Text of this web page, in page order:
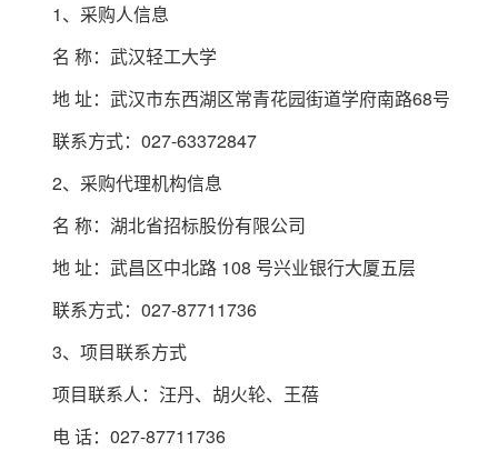
1、采购人信息
名 称：武汉轻工大学
地 址：武汉市东西湖区常青花园街道学府南路68号
联系方式：027-63372847
2、采购代理机构信息
名 称：湖北省招标股份有限公司
地 址：武昌区中北路 108 号兴业银行大厦五层
联系方式：027-87711736
3、项目联系方式
项目联系人：汪丹、胡火轮、王蓓
电 话：027-87711736